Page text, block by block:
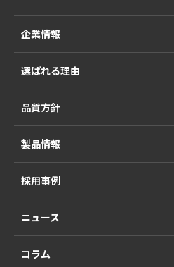
企業情報
選ばれる理由
品質方針
製品情報
採用事例
ニュース
コラム